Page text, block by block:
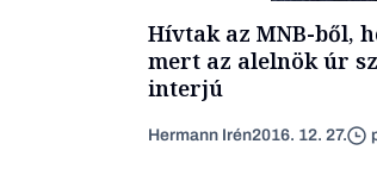
Hívtak az MNB-ből,
mert az alelnök úr
interjú
Hermann Irén2016. 12. 27.